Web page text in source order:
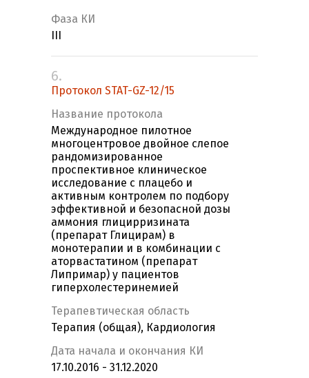
Фаза КИ
6.
Протокол STAT-GZ-12/15
Название протокола
Международное пилотное
многоцентровое двойное слепое
рандомизированное
проспективное клиническое
исследование с плацебо и
активным контролем по подбору
эффективной и безопасной дозы
аммония глицирризината
(препарат Глицирам) в
монотерапии и в комбинации с
аторвастатином (препарат
Липримар) у пациентов
гиперхолестеринемией
Терапевтическая область
Терапия (общая), Кардиология
Дата начала и окончания КИ
17.10.2016 - 31.12.2020